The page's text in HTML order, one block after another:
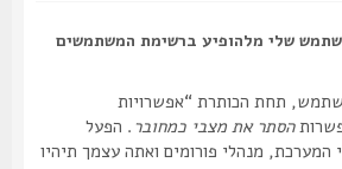
שלי מלהופיע ברשימת המשתמשים
תחת הכותרת “אפשרויות
הסתר את מצבי כמחובר. הפעל
מנהלי פורומים ואתה עצמך תיהיו